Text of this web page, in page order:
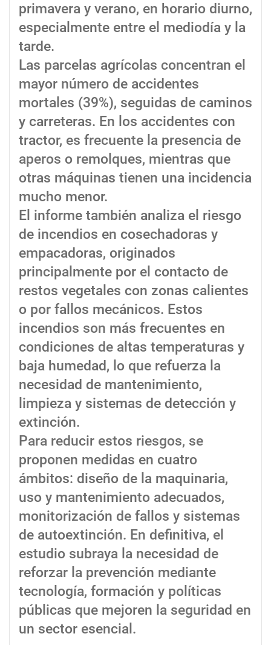
primavera y verano, en horario diurno,
especialmente entre el mediodía y la
tarde.
Las parcelas agrícolas concentran el
mayor número de accidentes
mortales (39%), seguidas de caminos
y carreteras. En los accidentes con
tractor, es frecuente la presencia de
aperos o remolques, mientras que
otras máquinas tienen una incidencia
mucho menor.
El informe también analiza el riesgo
de incendios en cosechadoras y
empacadoras, originados
principalmente por el contacto de
restos vegetales con zonas calientes
o por fallos mecánicos. Estos
incendios son más frecuentes en
condiciones de altas temperaturas y
baja humedad, lo que refuerza la
necesidad de mantenimiento,
limpieza y sistemas de detección y
extinción.
Para reducir estos riesgos, se
proponen medidas en cuatro
ámbitos: diseño de la maquinaria,
uso y mantenimiento adecuados,
monitorización de fallos y sistemas
de autoextinción. En definitiva, el
estudio subraya la necesidad de
reforzar la prevención mediante
tecnología, formación y políticas
públicas que mejoren la seguridad en
un sector esencial.